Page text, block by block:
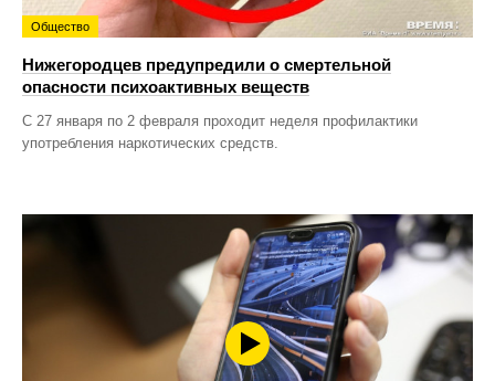
Общество
Нижегородцев предупредили о смертельной
опасности психоактивных веществ
С 27 января по 2 февраля проходит неделя профилактики
употребления наркотических средств.